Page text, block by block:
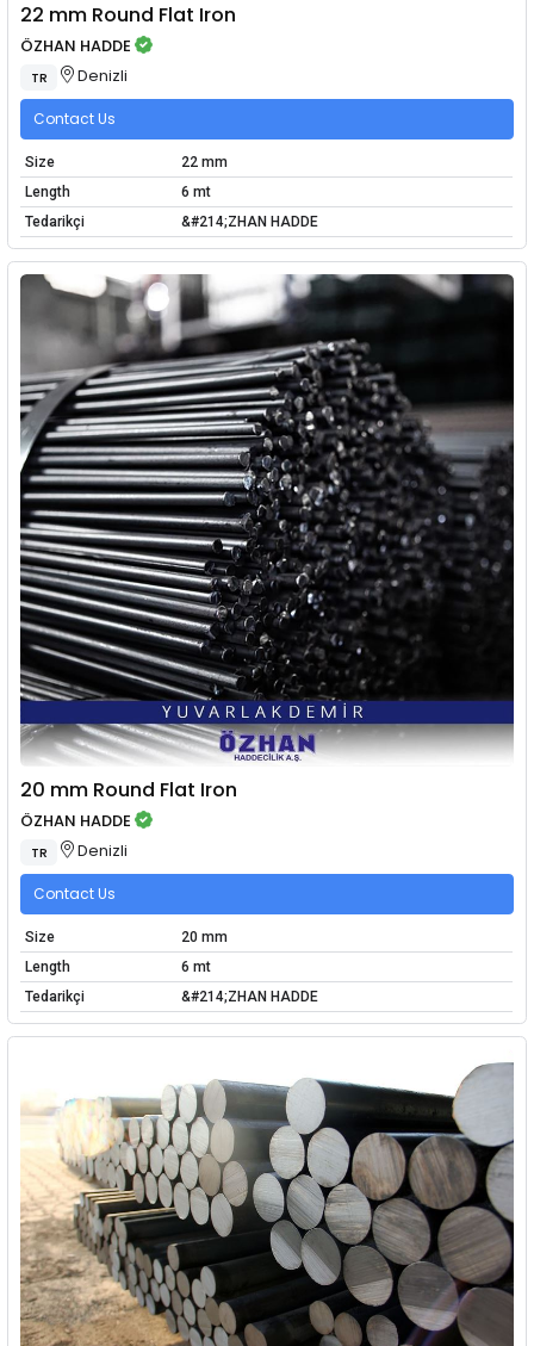
22 mm Round Flat Iron
ÖZHAN HADDE
TR Denizli
Contact Us
Size
22 mm
Length
6 mt
Tedarikçi
&#214;ZHAN HADDE
20 mm Round Flat Iron
ÖZHAN HADDE
TR Denizli
Contact Us
Size
20 mm
Length
6 mt
Tedarikçi
&#214;ZHAN HADDE